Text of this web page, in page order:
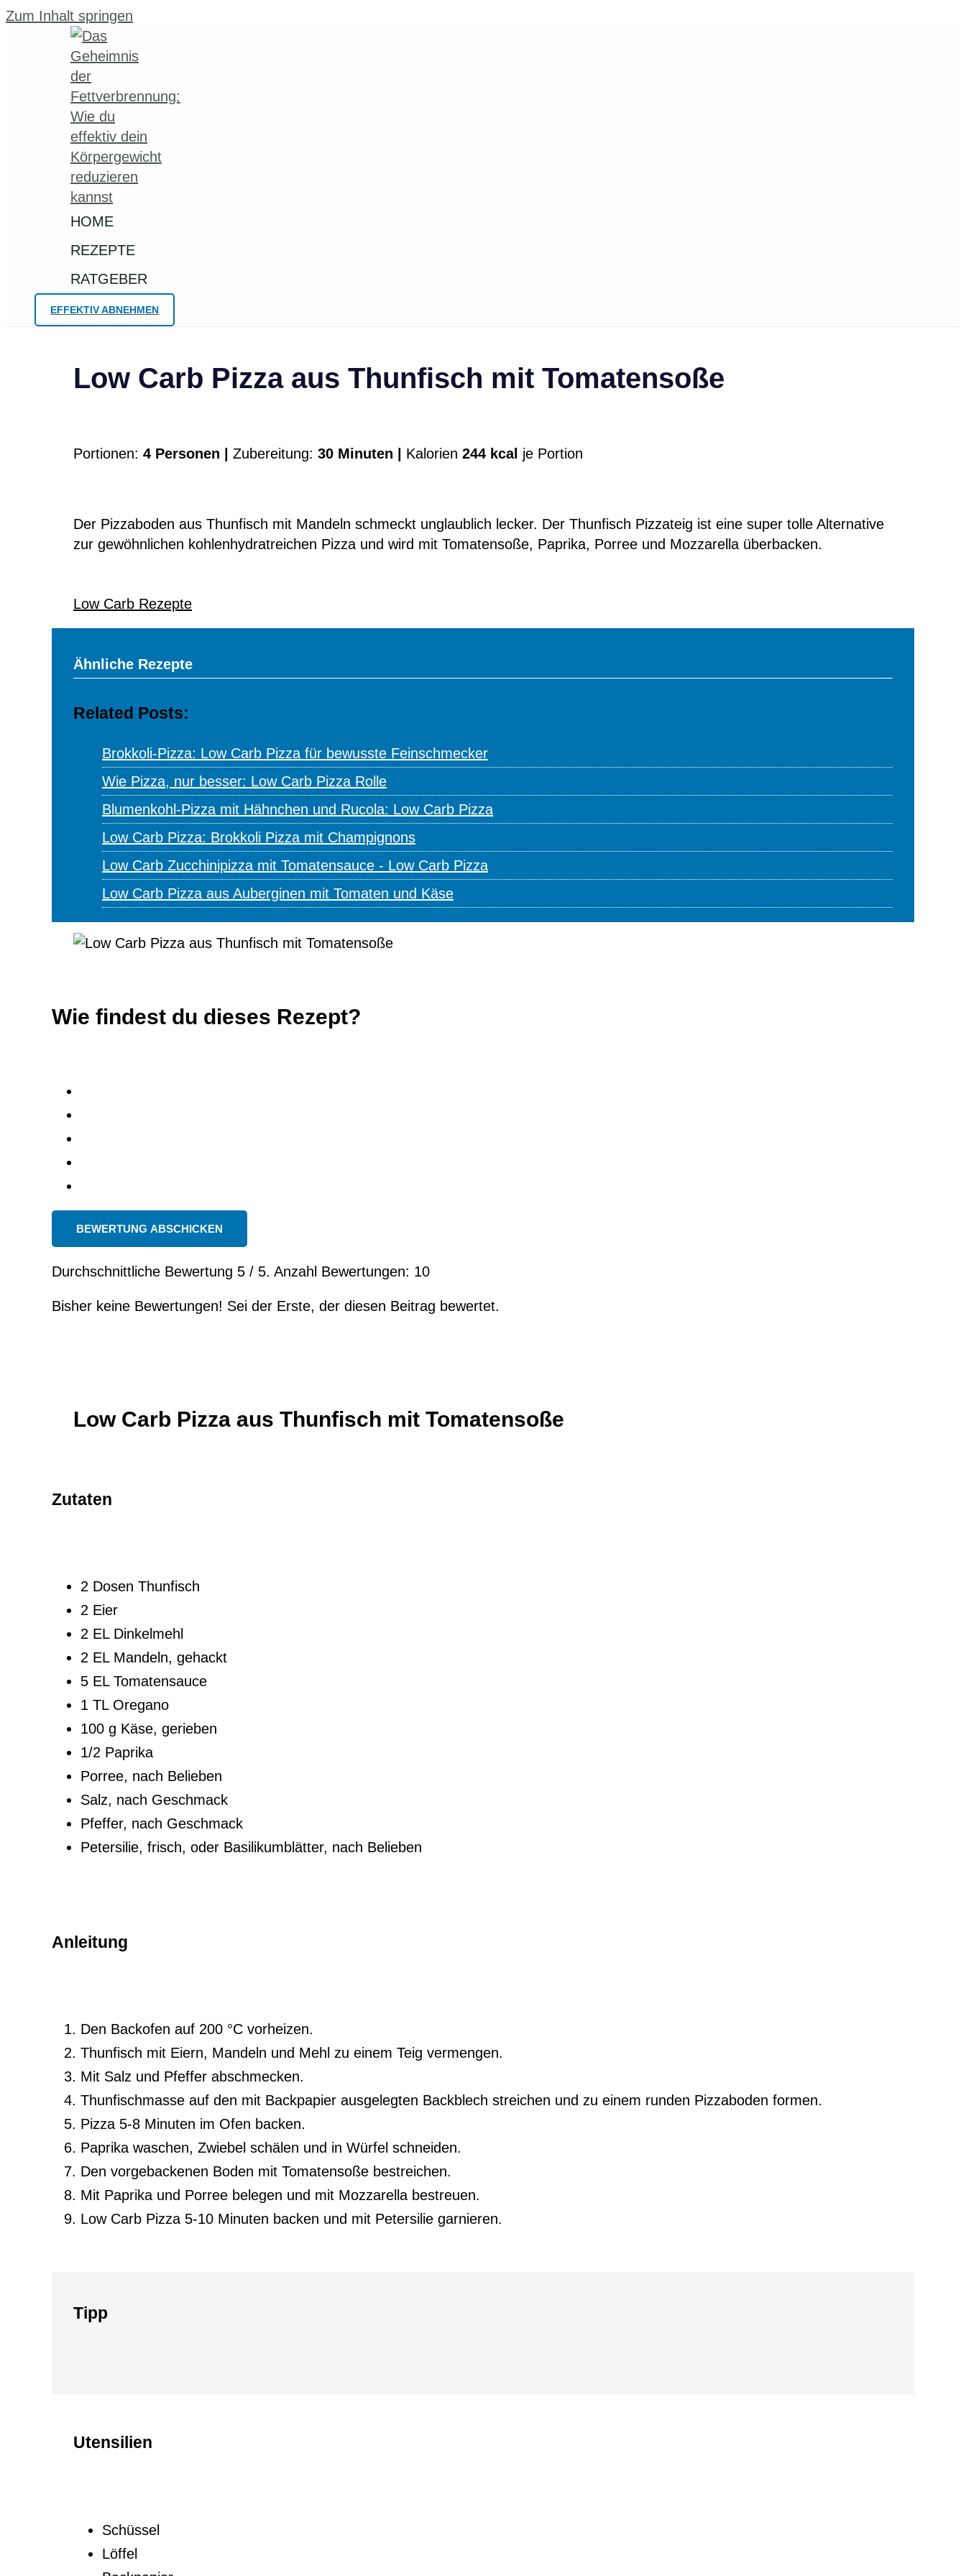
Zum Inhalt springen
HOME
REZEPTE
RATGEBER
EFFEKTIV ABNEHMEN
Low Carb Pizza aus Thunfisch mit Tomatensoße
Portionen: 4 Personen | Zubereitung: 30 Minuten | Kalorien 244 kcal je Portion
Der Pizzaboden aus Thunfisch mit Mandeln schmeckt unglaublich lecker. Der Thunfisch Pizzateig ist eine super tolle Alternative
zur gewöhnlichen kohlenhydratreichen Pizza und wird mit Tomatensoße, Paprika, Porree und Mozzarella überbacken.
Low Carb Rezepte
Ähnliche Rezepte
Related Posts:
Brokkoli-Pizza: Low Carb Pizza für bewusste Feinschmecker
Wie Pizza, nur besser: Low Carb Pizza Rolle
Blumenkohl-Pizza mit Hähnchen und Rucola: Low Carb Pizza
Low Carb Pizza: Brokkoli Pizza mit Champignons
Low Carb Zucchinipizza mit Tomatensauce - Low Carb Pizza
Low Carb Pizza aus Auberginen mit Tomaten und Käse
Wie findest du dieses Rezept?
BEWERTUNG ABSCHICKEN
Durchschnittliche Bewertung 5 / 5. Anzahl Bewertungen: 10
Bisher keine Bewertungen! Sei der Erste, der diesen Beitrag bewertet.
Low Carb Pizza aus Thunfisch mit Tomatensoße
Zutaten
2 Dosen Thunfisch
2 Eier
2 EL Dinkelmehl
2 EL Mandeln, gehackt
5 EL Tomatensauce
1 TL Oregano
100 g Käse, gerieben
1/2 Paprika
Porree, nach Belieben
Salz, nach Geschmack
Pfeffer, nach Geschmack
Petersilie, frisch, oder Basilikumblätter, nach Belieben
Anleitung
Den Backofen auf 200 °C vorheizen.
Thunfisch mit Eiern, Mandeln und Mehl zu einem Teig vermengen.
Mit Salz und Pfeffer abschmecken.
Thunfischmasse auf den mit Backpapier ausgelegten Backblech streichen und zu einem runden Pizzaboden formen.
Pizza 5-8 Minuten im Ofen backen.
Paprika waschen, Zwiebel schälen und in Würfel schneiden.
Den vorgebackenen Boden mit Tomatensoße bestreichen.
Mit Paprika und Porree belegen und mit Mozzarella bestreuen.
Low Carb Pizza 5-10 Minuten backen und mit Petersilie garnieren.
Tipp
Utensilien
Schüssel
Löffel